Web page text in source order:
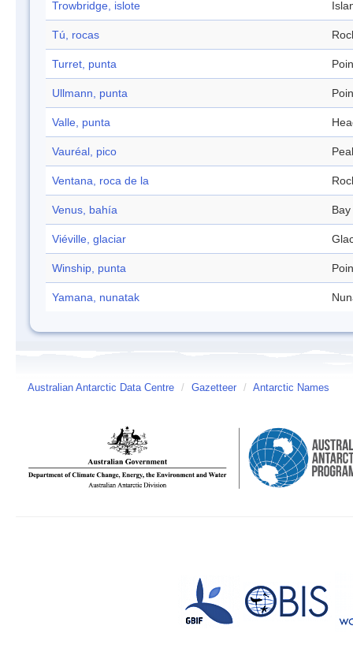
Trowbridge, islote
Tú, rocas
Turret, punta
Ullmann, punta
Valle, punta
Vauréal, pico
Ventana, roca de la
Venus, bahía Bay
Viéville, glaciar
Winship, punta
Yamana, nunatak
Australian Antarctic Data Centre / Gazetteer / Antarctic Names